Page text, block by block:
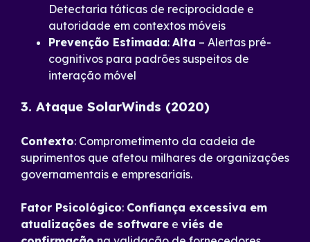
Detectaria táticas de reciprocidade e
autoridade em contextos móveis
Prevenção Estimada: Alta – Alertas pré-
cognitivos para padrões suspeitos de
interação móvel
3. Ataque SolarWinds (2020)
Contexto: Comprometimento da cadeia de
suprimentos que afetou milhares de organizações
governamentais e empresariais.
Fator Psicológico: Confiança excessiva em
atualizações de software e viés de